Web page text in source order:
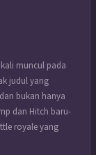
muncul pada
judul yang
bukan hanya
dan Hitch baru-
royale yang